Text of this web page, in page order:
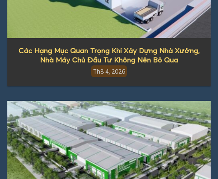
Các Hạng Mục Quan Trọng Khi Xây Dựng Nhà Xưởng,
Nhà Máy Chủ Đầu Tư Không Nên Bỏ Qua
Th8 4, 2026